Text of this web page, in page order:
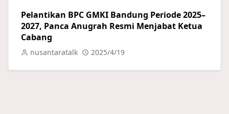
Pelantikan BPC GMKI Bandung Periode 2025–
2027, Panca Anugrah Resmi Menjabat Ketua
Cabang
nusantaratalk 2025/4/19